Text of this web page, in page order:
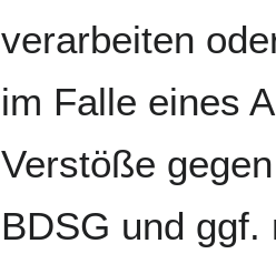
verarbeiten
im Falle eines
Verstöße
BDSG und